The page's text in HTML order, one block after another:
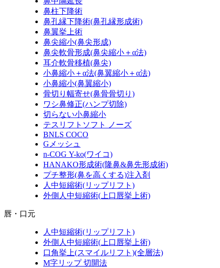
鼻柱下降術
鼻孔縁下降術(鼻孔縁形成術)
鼻翼挙上術
鼻尖縮小(鼻尖形成)
鼻尖軟骨形成(鼻尖縮小＋α法)
耳介軟骨移植(鼻尖)
小鼻縮小＋α法(鼻翼縮小＋α法)
小鼻縮小(鼻翼縮小)
骨切り幅寄せ(鼻骨骨切り)
ワシ鼻修正(ハンプ切除)
切らない小鼻縮小
テスリフトソフト ノーズ
BNLS COCO
Gメッシュ
n-COG Y-ko(ワイコ)
HANAKO形成術(隆鼻&鼻先形成術)
プチ整形(鼻を高くする)注入剤
人中短縮術(リップリフト)
外側人中短縮術(上口唇挙上術)
唇・口元
人中短縮術(リップリフト)
外側人中短縮術(上口唇挙上術)
口角挙上(スマイルリフト)(全層法)
M字リップ 切開法